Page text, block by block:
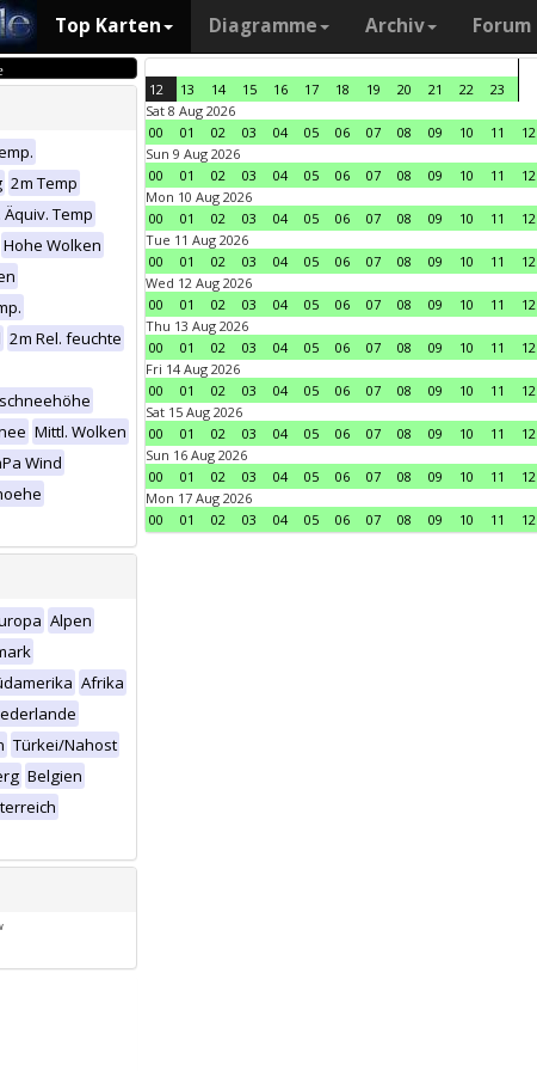
Top Karten Diagramme Archiv Forum
2m Temp
Temp
Hohe Wolken
2m Rel. feuchte
Mittl. Wolken
Wind
Alpen
Afrika
Türkei/Nahost
Belgien
12 13 14 15 16 17 18 19 20 21 22
23
Sat 8 Aug 2026
00
01 02 03 04 05 06 07 08 09 10 11 12
Sun 9 Aug 2026
00
01 02 03 04 05 06 07 08 09 10 11 12
Mon 10 Aug 2026
00
01 02 03 04 05 06 07 08 09 10 11 12
Tue 11 Aug 2026
00
01 02 03 04 05 06 07 08 09 10 11 12
Wed 12 Aug 2026
00
01 02 03 04 05 06 07 08 09 10 11 12
Thu 13 Aug 2026
00
01 02 03 04 05 06 07 08 09 10 11 12
Fri 14 Aug 2026
00
01 02 03 04 05 06 07 08 09 10 11 12
Sat 15 Aug 2026
00
01 02 03 04 05 06 07 08 09 10 11 12
Sun 16 Aug 2026
00
01 02 03 04 05 06 07 08 09 10 11 12
Mon 17 Aug 2026
00
01 02 03 04 05 06 07 08 09 10 11 12